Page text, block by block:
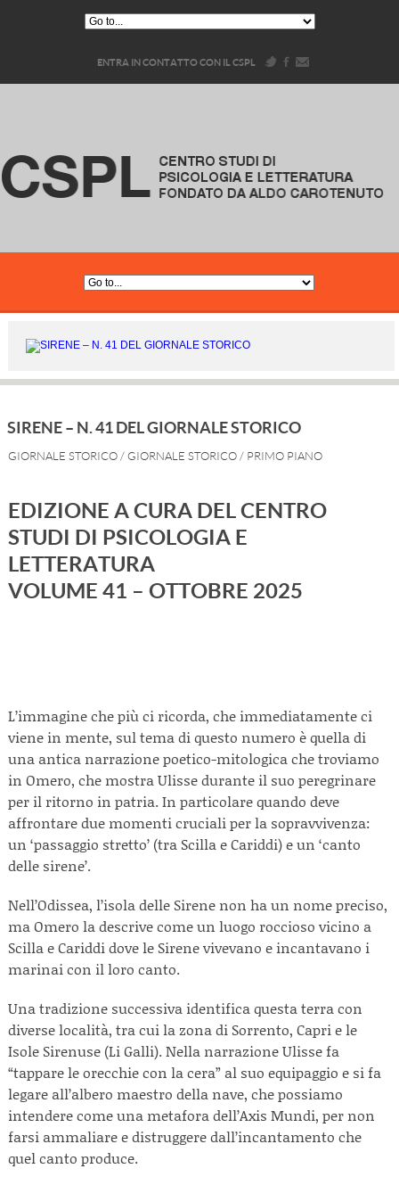
ENTRA IN CONTATTO CON IL CSPL
SIRENE – N. 41 DEL GIORNALE STORICO
GIORNALE STORICO / GIORNALE STORICO / PRIMO PIANO
EDIZIONE A CURA DEL CENTRO
STUDI DI PSICOLOGIA E
LETTERATURA
VOLUME 41 – OTTOBRE 2025
L’immagine che più ci ricorda, che immediatamente ci
viene in mente, sul tema di questo numero è quella di
una antica narrazione poetico-mitologica che troviamo
in Omero, che mostra Ulisse durante il suo peregrinare
per il ritorno in patria. In particolare quando deve
affrontare due momenti cruciali per la sopravvivenza:
un ‘passaggio stretto’ (tra Scilla e Cariddi) e un ‘canto
delle sirene’.
Nell’Odissea, l’isola delle Sirene non ha un nome preciso,
ma Omero la descrive come un luogo roccioso vicino a
Scilla e Cariddi dove le Sirene vivevano e incantavano i
marinai con il loro canto.
Una tradizione successiva identifica questa terra con
diverse località, tra cui la zona di Sorrento, Capri e le
Isole Sirenuse (Li Galli). Nella narrazione Ulisse fa
“tappare le orecchie con la cera” al suo equipaggio e si fa
legare all’albero maestro della nave, che possiamo
intendere come una metafora dell’Axis Mundi, per non
farsi ammaliare e distruggere dall’incantamento che
quel canto produce.